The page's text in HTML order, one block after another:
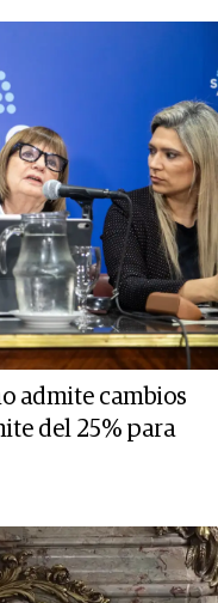
admite cambios
del 25% para